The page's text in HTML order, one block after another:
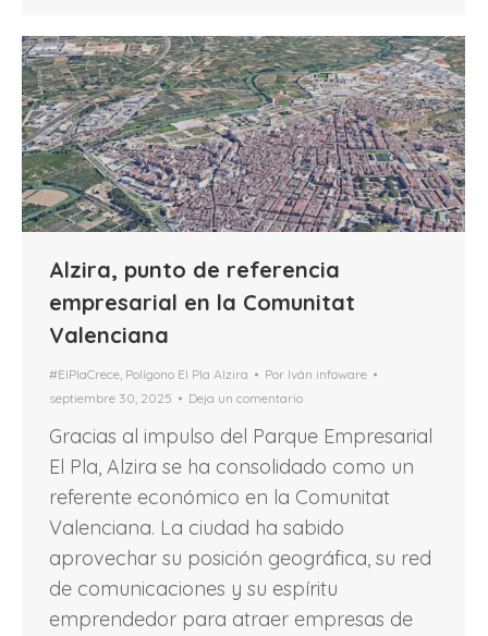
Alzira, punto de referencia
empresarial en la Comunitat
Valenciana
#ElPlaCrece, Polígono El Pla Alzira Por Iván infoware
septiembre 30, 2025
Deja un comentario
Gracias al impulso del Parque Empresarial
El Pla, Alzira se ha consolidado como un
referente económico en la Comunitat
Valenciana. La ciudad ha sabido
aprovechar su posición geográfica, su red
de comunicaciones y su espíritu
emprendedor para atraer empresas de